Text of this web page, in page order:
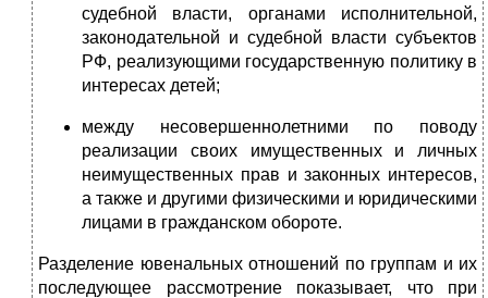
судебной власти, органами исполнительной,
законодательной и судебной власти субъектов
РФ, реализующими государственную политику в
интересах детей;
между несовершеннолетними по поводу
реализации своих имущественных и личных
неимущественных прав и законных интересов,
а также и другими физическими и юридическими
лицами в гражданском обороте.
Разделение ювенальных отношений по группам и их
последующее рассмотрение показывает, что при